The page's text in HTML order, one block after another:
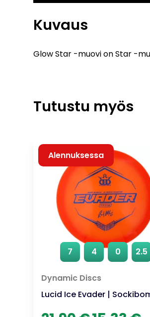
Kuvaus
Glow Star -muovi on Star -
Tutustu myös
7 4 0 2.5
Dynamic Discs
Lucid Ice Evader |
Alennuksessa
Alkuperäinen